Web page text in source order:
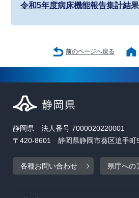
令和5年度病床機能報告集計結
前のページへ戻る
静岡県 法人番号 7000020220001
〒420-8601 静岡県静岡市葵区追手町
各種お問い合わせ 県庁への